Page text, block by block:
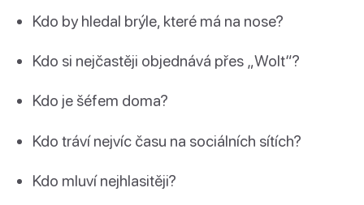
Kdo by hledal brýle, které má na nose?
Kdo si nejčastěji objednává přes „Wolt“?
Kdo je šéfem doma?
Kdo tráví nejvíc času na sociálních sítích?
Kdo mluví nejhlasitěji?